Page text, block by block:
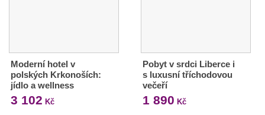
Moderní hotel v
polských Krkonoších:
jídlo a wellness
3 102 Kč
Pobyt v srdci Liberce i
s luxusní tříchodovou
večeří
1 890 Kč